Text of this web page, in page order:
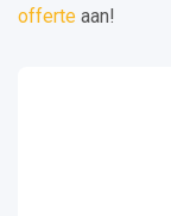
offerte aan!